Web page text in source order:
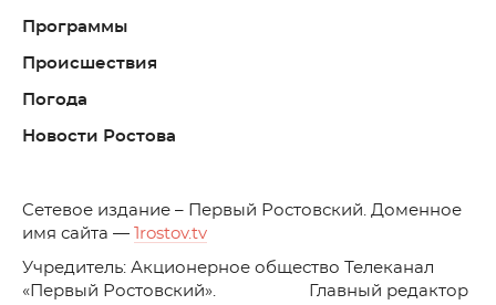
Программы
Происшествия
Погода
Новости Ростова
Cетевое издание – Первый Ростовский. Доменное
имя сайта —
1rostov.tv
Учредитель: Акционерное общество Телеканал
«Первый Ростовский». Главный редактор